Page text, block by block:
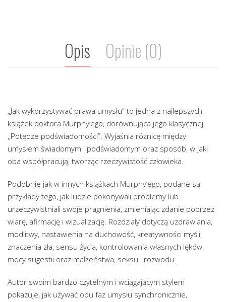
Opis Opinie (0)
„Jak wykorzystywać prawa umysłu” to jedna z najlepszych
książek doktora Murphy’ego, dorównująca jego klasycznej
,,Potędze podświadomości”. Wyjaśnia różnicę między
umysłem świadomym i podświadomym oraz sposób, w jaki
oba współpracują, tworząc rzeczywistość człowieka.
Podobnie jak w innych książkach Murphy’ego, podane są
przykłady tego, jak ludzie pokonywali problemy lub
urzeczywistniali swoje pragnienia, zmieniając zdanie poprzez
wiarę, afirmację i wizualizację. Rozdziały dotyczą uzdrawiania,
modlitwy, nastawienia na duchowość, kreatywności myśli,
znaczenia zła, sensu życia, kontrolowania własnych lęków,
mocy sugestii oraz małżeństwa, seksu i rozwodu.
Autor swoim bardzo czytelnym i wciągającym stylem
pokazuje, jak używać obu faz umysłu synchronicznie,